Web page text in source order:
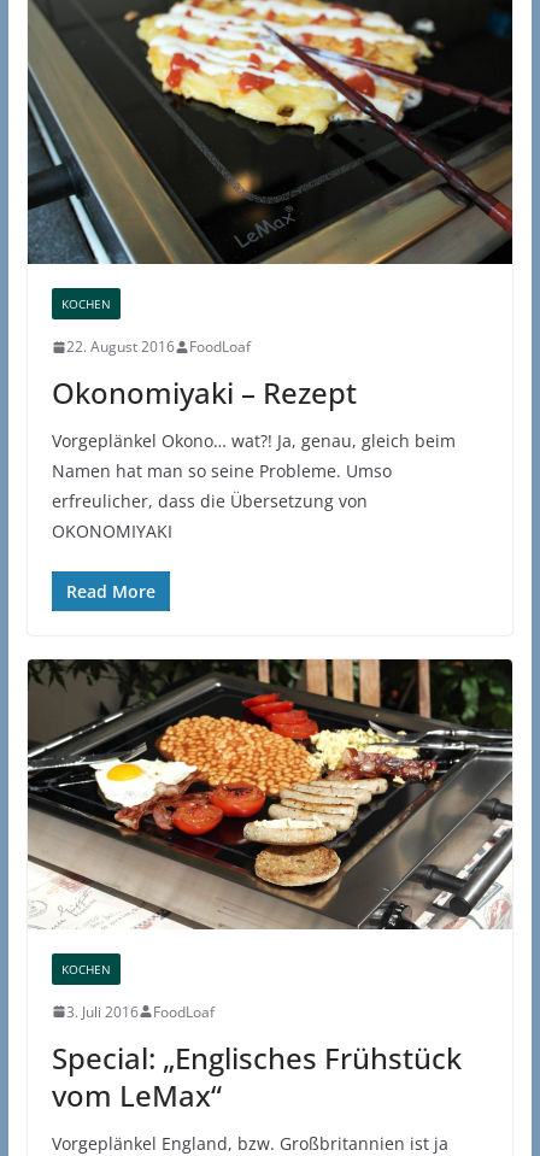
KOCHEN
22. August 2016 FoodLoaf
Okonomiyaki – Rezept
Vorgeplänkel Okono… wat?! Ja, genau, gleich beim
Namen hat man so seine Probleme. Umso
erfreulicher, dass die Übersetzung von
OKONOMIYAKI
Read More
KOCHEN
3. Juli 2016 FoodLoaf
Special: „Englisches Frühstück
vom LeMax“
Vorgeplänkel England, bzw. Großbritannien ist ja